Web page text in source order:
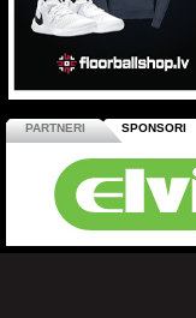
PARTNERI SPONSORI